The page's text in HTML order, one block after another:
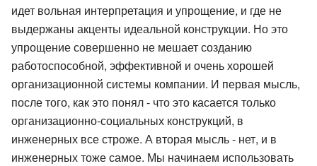
идет вольная интерпретация и упрощение, и где не
выдержаны акценты идеальной конструкции. Но это
упрощение совершенно не мешает созданию
работоспособной, эффективной и очень хорошей
организационной системы компании. И первая мысль,
после того, как это понял - что это касается только
организационно-социальных конструкций, в
инженерных все строже. А вторая мысль - нет, и в
инженерных тоже самое. Мы начинаем использовать